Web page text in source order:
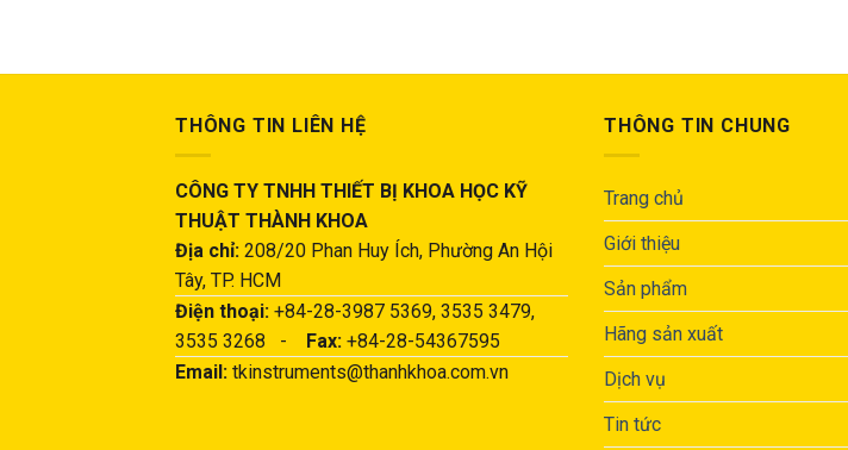
THÔNG TIN LIÊN HỆ
CÔNG TY TNHH THIẾT BỊ KHOA HỌC KỸ
THUẬT THÀNH KHOA
Địa chỉ: 208/20 Phan Huy Ích, Phường An Hội
Tây, TP. HCM
Điện thoại: +84-28-3987 5369, 3535 3479,
3535 3268 - Fax: +84-28-54367595
Email: tkinstruments@thanhkhoa.com.vn
THÔNG TIN CHUNG
Trang chủ
Giới thiệu
Sản phẩm
Hãng sản xuất
Dịch vụ
Tin tức